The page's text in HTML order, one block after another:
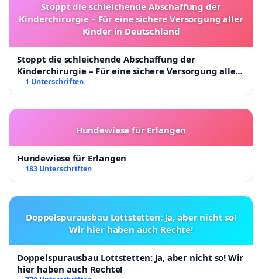
Stoppt die schleichende Abschaffung der
Kinderchirurgie – Für eine sichere Versorgung aller
Kinder in Deutschland
Stoppt die schleichende Abschaffung der
Kinderchirurgie – Für eine sichere Versorgung aller
Kinder in Deutschland
1 Unterschriften
Hundewiese für Erlangen
Hundewiese für Erlangen
183 Unterschriften
Doppelspurausbau Lottstetten: Ja, aber nicht so!
Wir hier haben auch Rechte!
Doppelspurausbau Lottstetten: Ja, aber nicht so! Wir
hier haben auch Rechte!